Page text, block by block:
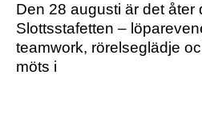
Den 28 augusti är det åter
Slottsstafetten –
teamwork, rörelseglädje
möts i